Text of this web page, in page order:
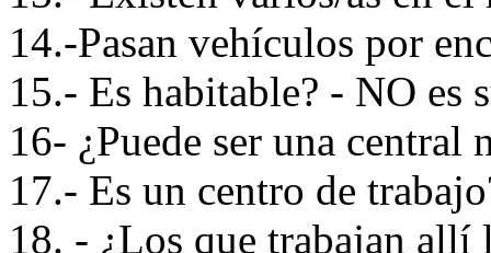
14.-Pasan vehículos por
15.- Es habitable? - NO es
16- ¿Puede ser una central
17.- Es un centro de
18. - ¿Los que trabajan allí